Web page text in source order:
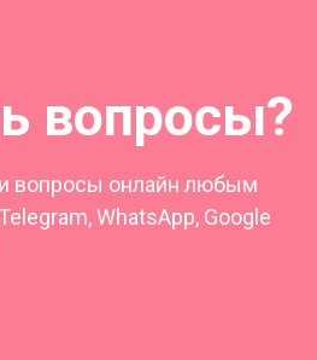
вопросы?
вопросы онлайн любым
WhatsApp, Google